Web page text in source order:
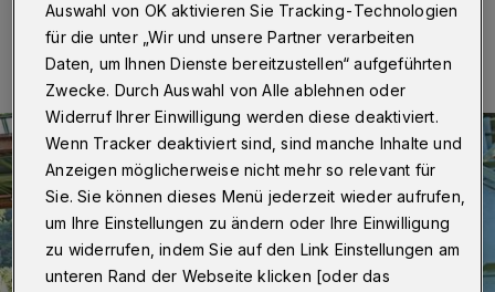
18.05.2025 , 14:30 Uhr Eine Minute Lesezeit
Auswahl von OK aktivieren Sie Tracking-Technologien
für die unter „Wir und unsere Partner verarbeiten
Daten, um Ihnen Dienste bereitzustellen“ aufgeführten
Zwecke. Durch Auswahl von Alle ablehnen oder
Widerruf Ihrer Einwilligung werden diese deaktiviert.
Wenn Tracker deaktiviert sind, sind manche Inhalte und
Anzeigen möglicherweise nicht mehr so relevant für
Sie. Sie können dieses Menü jederzeit wieder aufrufen,
um Ihre Einstellungen zu ändern oder Ihre Einwilligung
zu widerrufen, indem Sie auf den Link Einstellungen am
unteren Rand der Webseite klicken [oder das